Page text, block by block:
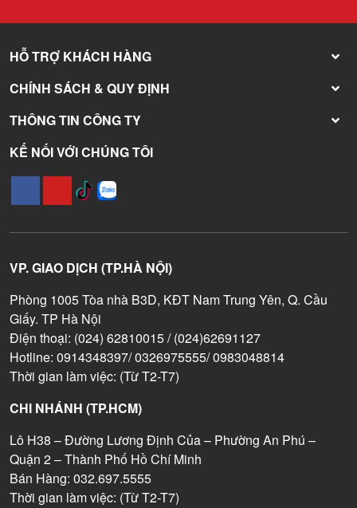
HỖ TRỢ KHÁCH HÀNG
CHÍNH SÁCH & QUY ĐỊNH
THÔNG TIN CÔNG TY
KẾ NỐI VỚI CHÚNG TÔI
VP. GIAO DỊCH (TP.HÀ NỘI)
Phòng 1005 Tòa nhà B3D, KĐT Nam Trung Yên, Q. Cầu
Giấy. TP Hà Nội
Điện thoại: (024) 62810015 / (024)62691127
Hotline: 0914348397/ 0326975555/ 0983048814
Thời gian làm việc: (Từ T2-T7)
CHI NHÁNH (TP.HCM)
Lô H38 – Đường Lương Định Của – Phường An Phú –
Quận 2 – Thành Phố Hồ Chí Minh
Bán Hàng: 032.697.5555
Thời gian làm việc: (Từ T2-T7)